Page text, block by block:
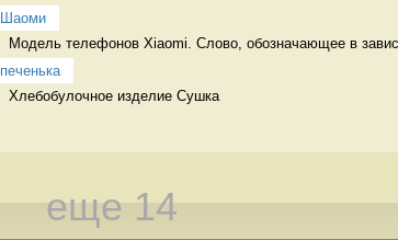
Шаоми
Модель телефонов Xiaomi. Слово, обозначающее в
печенька
Хлебобулочное изделие Сушка
еще 14